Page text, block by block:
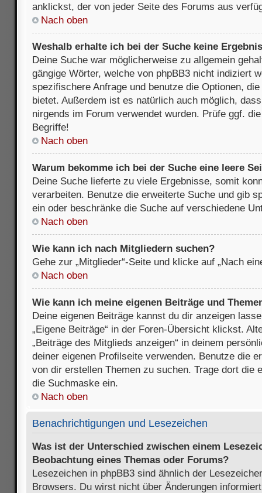
anklickst, der von jeder Seite des Forums aus
Nach oben
Weshalb erhalte ich bei der Suche keine
Deine Suche war möglicherweise zu allgemein
gängige Wörter, welche von phpBB3 nicht indiziert
spezifischere Anfrage und benutze die Optionen,
bietet. Außerdem ist es natürlich auch möglich,
nirgends im Forum verwendet wurden. Prüfe ggf.
Begriffe!
Nach oben
Warum bekomme ich bei der Suche eine leere
Deine Suche lieferte zu viele Ergebnisse, somit
verarbeiten. Benutze die erweiterte Suche und gib
ein oder beschränke die Suche auf verschiedene
Nach oben
Wie kann ich nach Mitgliedern suchen?
Gehe zur „Mitglieder“-Seite und klicke auf „Nach
Nach oben
Wie kann ich meine eigenen Beiträge und
Deine eigenen Beiträge kannst du dir anzeigen
„Eigene Beiträge“ in der Foren-Übersicht klickst.
„Beiträge des Mitglieds anzeigen“ in deinem
deiner eigenen Profilseite verwenden. Benutze die
von dir erstellen Themen zu suchen. Trage dort die
die Suchmaske ein.
Nach oben
Benachrichtigungen und Lesezeichen
Was ist der Unterschied zwischen einem
Beobachtung eines Themas oder Forums?
Lesezeichen in phpBB3 sind ähnlich der
Browsers. Du wirst nicht über Änderungen